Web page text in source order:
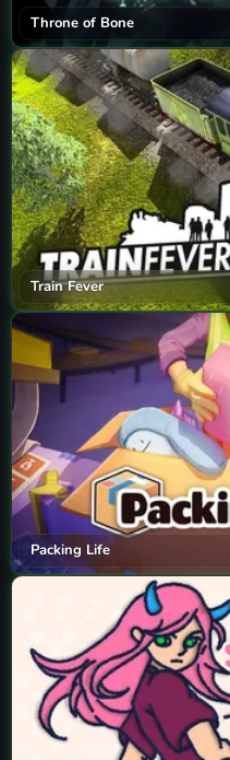
Throne of Bone
Train Fever
Packing Life